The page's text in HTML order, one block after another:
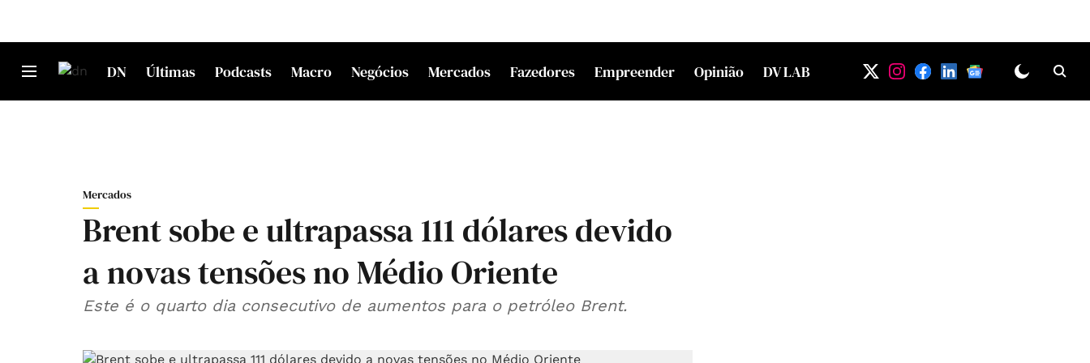
DN Últimas Podcasts Macro Negócios Mercados Fazedores Empreender Opinião DV LAB
Mercados
Brent sobe e ultrapassa 111 dólares devido
a novas tensões no Médio Oriente
Este é o quarto dia consecutivo de aumentos para o petróleo Brent.